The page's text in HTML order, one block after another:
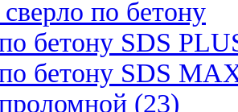
по бетону
бетону SDS
бетону SDS
(23)